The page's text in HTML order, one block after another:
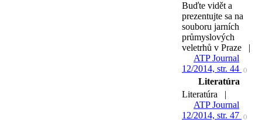
Buďte vidět a
prezentujte sa na
souboru jarních
průmyslových
veletrhů v Praze |
ATP Journal
12/2014, str. 44
()
Literatúra
Literatúra |
ATP Journal
12/2014, str. 47
()